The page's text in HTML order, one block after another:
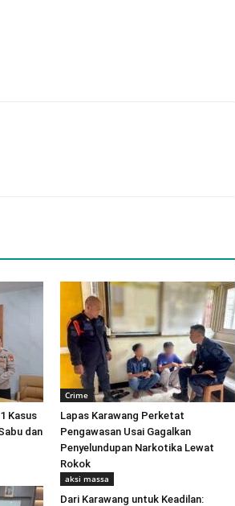
Kasus
dan
Crime
Lapas Karawang Perketat
Pengawasan Usai Gagalkan
Penyelundupan Narkotika Lewat
Rokok
aksi massa
Dari Karawang untuk Keadilan: